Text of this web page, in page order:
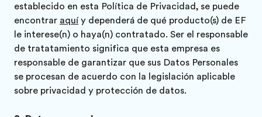
establecido en esta Política de Privacidad, se puede
encontrar aquíy dependerá de qué producto(s) de EF
le interese(n) o haya(n) contratado. Ser el responsable
de tratatamiento significa que esta empresa es
responsable de garantizar que sus Datos Personales
se procesan de acuerdo con la legislación aplicable
sobre privacidad y protección de datos.